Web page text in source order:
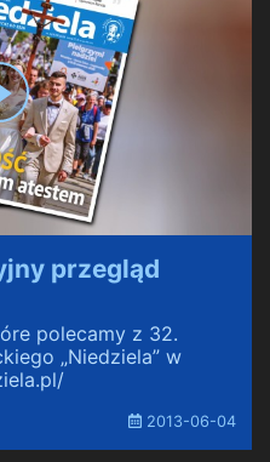
przegląd
polecamy z 32.
„Niedziela” w
2013-06-04